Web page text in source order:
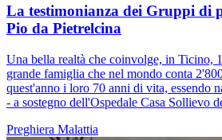
La testimonianza dei Gruppi di
Pio da Pietrelcina
Una bella realtà che coinvolge, in Ticino,
grande famiglia che nel mondo conta
quest'anno i loro 70 anni di vita, essendo
- a sostegno dell'Ospedale Casa Sollievo
Preghiera Malattia